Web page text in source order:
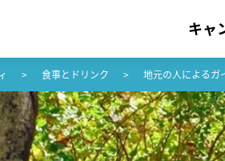
へスキップ
キャ
食事とドリンク 地元の人によるガ